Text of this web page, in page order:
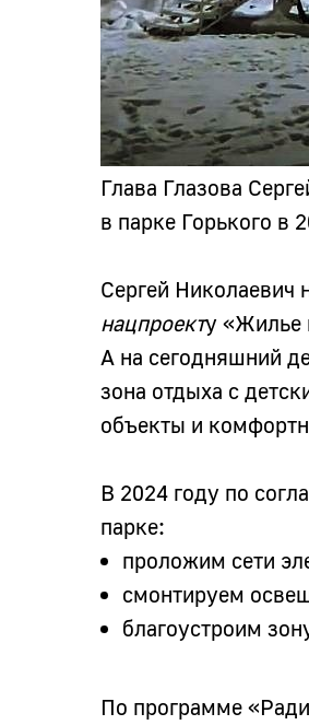
Глава Глазова
в парке Горького в
Сергей Николаевич
нацпроекту «Жилье
А на сегодняшний
зона отдыха с
объекты и
В 2024 году по
парке:
проложим сети
смонтируем
благоустроим
По программе